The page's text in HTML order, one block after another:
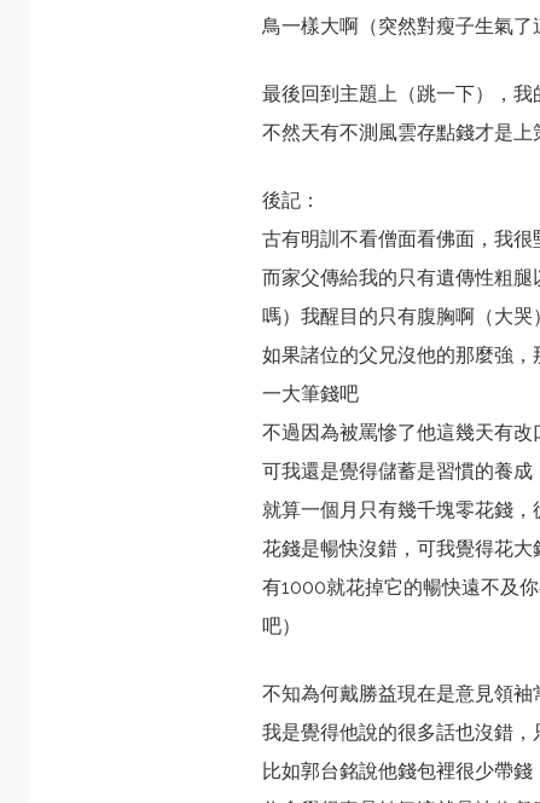
鳥一樣大啊（突然對瘦子生氣了
最後回到主題上（跳一下），
不然天有不測風雲存點錢才是上
後記：
古有明訓不看僧面看佛面，我
而家父傳給我的只有遺傳性粗
嗎）我醒目的只有腹胸啊（大哭）
如果諸位的父兄沒他的那麼強
一大筆錢吧
不過因為被罵慘了他這幾天有
可我還是覺得儲蓄是習慣的養
就算一個月只有幾千塊零花錢
花錢是暢快沒錯，可我覺得花
有1000就花掉它的暢快遠不及
吧）
不知為何戴勝益現在是意見領袖
我是覺得他說的很多話也沒錯，
比如郭台銘說他錢包裡很少帶錢